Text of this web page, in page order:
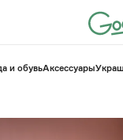
и обувьАксессуары